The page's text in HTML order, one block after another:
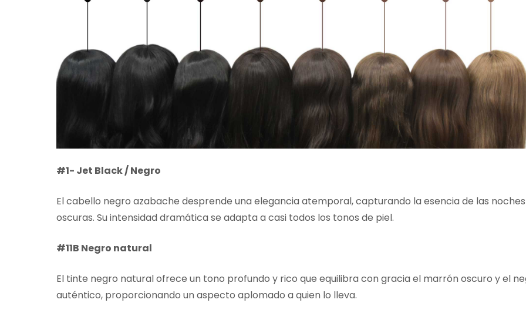
#1- Jet Black / Negro
El cabello negro azabache desprende una elegancia atemporal, capturando la esencia de las
oscuras. Su intensidad dramática se adapta a casi todos los tonos de piel.
#11B Negro natural
El tinte negro natural ofrece un tono profundo y rico que equilibra con gracia el marrón oscuro y el
auténtico, proporcionando un aspecto aplomado a quien lo lleva.